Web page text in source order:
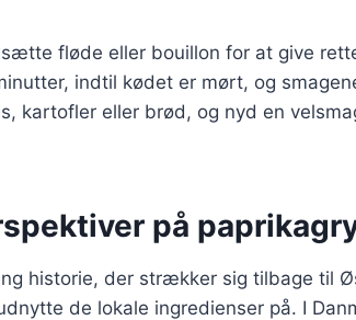
fløde eller bouillon for at give
indtil kødet er mørt, og
kartofler eller brød, og nyd en
på
historie, der strækker sig tilbage til
de lokale ingredienser på. I